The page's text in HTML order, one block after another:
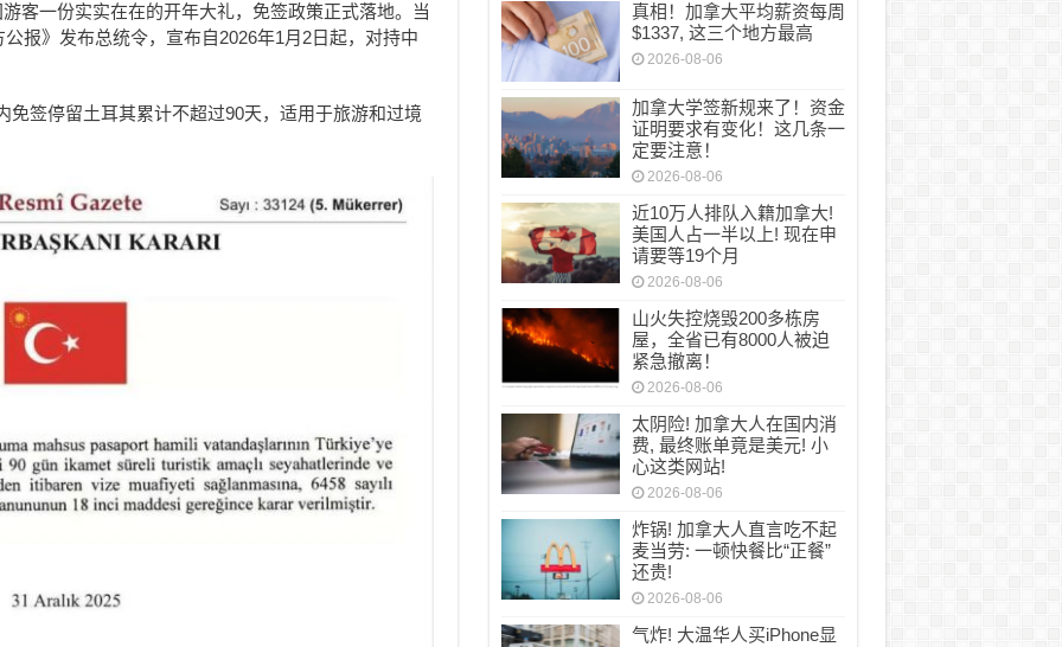
客一份实实在在的开年大礼，免签政策正式落地。当
报》发布总统令，宣布自2026年1月2日起，对持中
免签停留土耳其累计不超过90天，适用于旅游和过境
真相！加拿大平均薪资每周
$1337, 这三个地方最高
2026-08-06
加拿大学签新规来了！资金
证明要求有变化！这几条一
定要注意！
2026-08-06
近10万人排队入籍加拿大!
美国人占一半以上! 现在申
请要等19个月
2026-08-06
山火失控烧毁200多栋房
屋，全省已有8000人被迫
紧急撤离！
2026-08-06
太阴险! 加拿大人在国内消
费, 最终账单竟是美元! 小
心这类网站!
2026-08-06
炸锅! 加拿大人直言吃不起
麦当劳: 一顿快餐比“正餐”
还贵!
2026-08-06
气炸! 大温华人买iPhone显